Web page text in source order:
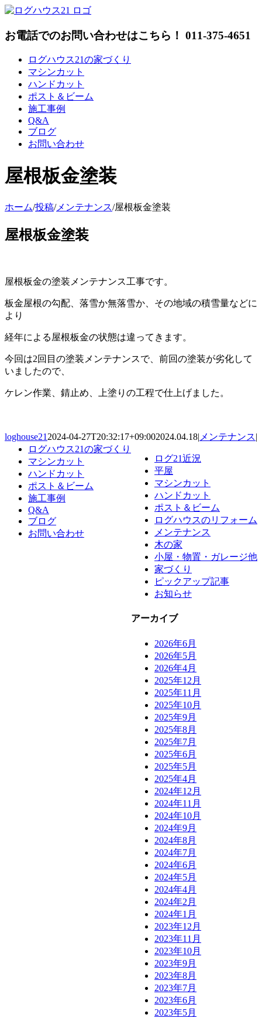
Skip
content
お電話でのお問い合わせはこちら！ 011-375-4651
ログハウス21の家づくり
マシンカット
ハンドカット
ポスト＆ビーム
施工事例
Q&A
ブログ
お問い合わせ
屋根板金塗装
ホーム/投稿/メンテナンス/屋根板金塗装
屋根板金塗装
屋根板金の塗装メンテナンス工事です。
板金屋根の勾配、落雪か無落雪か、その地域の積雪量などに
より
経年による屋根板金の状態は違ってきます。
今回は2回目の塗装メンテナンスで、前回の塗装が劣化して
いましたので、
ケレン作業、錆止め、上塗りの工程で仕上げました。
loghouse21 2024-04-27T20:32:17+09:002024.04.18| メンテナンス|
ログ21近況
平屋
マシンカット
ハンドカット
ポスト＆ビーム
ログハウスのリフォーム
メンテナンス
木の家
小屋・物置・ガレージ他
家づくり
ピックアップ記事
お知らせ
アーカイブ
2026年6月
2026年5月
2026年4月
2025年12月
2025年11月
2025年10月
2025年9月
2025年8月
2025年7月
2025年6月
2025年5月
2025年4月
2024年12月
2024年11月
2024年10月
2024年9月
2024年8月
2024年7月
2024年6月
2024年5月
2024年4月
2024年2月
2024年1月
2023年12月
2023年11月
2023年10月
2023年9月
2023年8月
2023年7月
2023年6月
2023年5月
ログハウス21の家づくり
マシンカット
ハンドカット
ポスト＆ビーム
施工事例
Q&A
ブログ
お問い合わせ